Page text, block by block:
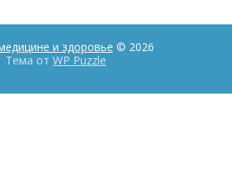
и здоровье © 2026
Тема от WP Puzzle